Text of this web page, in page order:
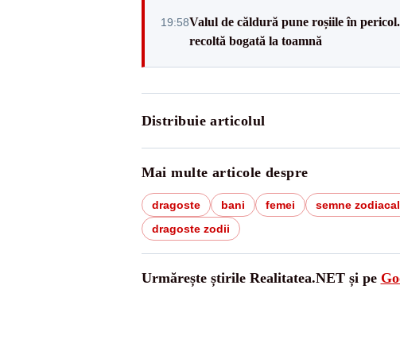
19:58Valul de căldură pune roșiile în
recoltă bogată la toamnă
Distribuie articolul
Mai multe articole despre
dragoste bani femei semne
dragoste zodii
Urmărește știrile Realitatea.NET și pe